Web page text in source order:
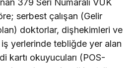
379 Seri Numaralı VUK
serbest çalışan (Gelir
doktorlar, dişhekimleri ve
yerlerinde tebliğde yer alan
kartı okuyucuları (POS-